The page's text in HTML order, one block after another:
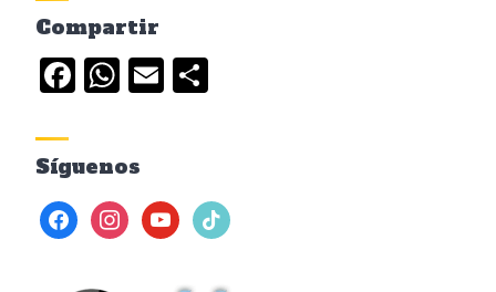
Compartir
Facebook
WhatsApp
Email
Síguenos
facebookinstagramyoutubetiktok